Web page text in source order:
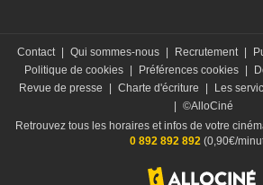
Contact | Qui sommes-nous | Recrutement |
Politique de cookies | Préférences cookies |
Revue de presse
| Charte d'écriture | Les
| ©AlloCiné
Retrouvez tous les horaires et infos de votre
0 892 892 892 (0,90€/